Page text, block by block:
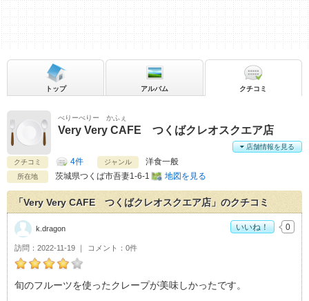
べりーべりー かふぇ
Very Very CAFE つくばクレオスクエア店
クチコミ 4件 ジャンル 洋食一般
所在地 茨城県つくば市吾妻1-6-1 地図を見る
店舗情報を見る
トップ アルバム クチコミ
「Very Very CAFE つくばクレオスクエア店」のクチコミ
k.dragonのVery Very CAFE つくばクレオスクエア店おすすめ
旬のフルーツを使ったクレープが美味しかったです。
訪問 2022-11-19 コメント 0件
k.dragon いいね！ 0